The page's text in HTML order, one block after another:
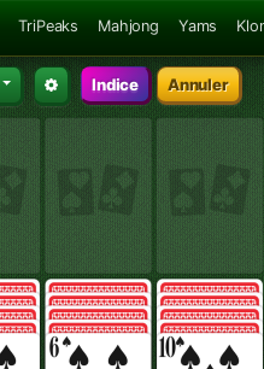
TriPeaks Mahjong Yams
Indice Annuler